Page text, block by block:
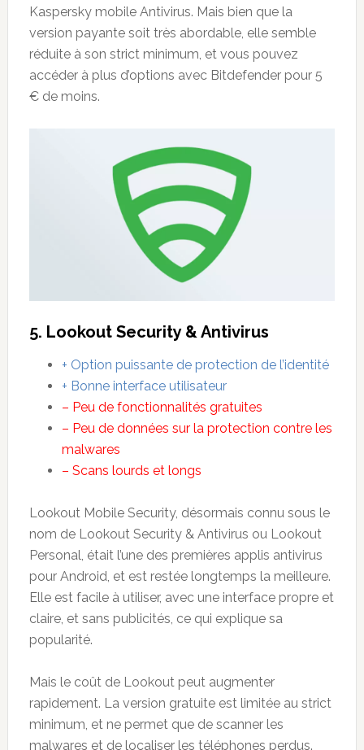
Kaspersky mobile Antivirus. Mais bien que la
version payante soit très abordable, elle semble
réduite à son strict minimum, et vous pouvez
accéder à plus d’options avec Bitdefender pour 5
€ de moins.
5. Lookout Security & Antivirus
+ Option puissante de protection de l’identité
+ Bonne interface utilisateur
– Peu de fonctionnalités gratuites
– Peu de données sur la protection contre les
malwares
– Scans lourds et longs
Lookout Mobile Security, désormais connu sous le
nom de Lookout Security & Antivirus ou Lookout
Personal, était l’une des premières applis antivirus
pour Android, et est restée longtemps la meilleure.
Elle est facile à utiliser, avec une interface propre et
claire, et sans publicités, ce qui explique sa
popularité.
Mais le coût de Lookout peut augmenter
rapidement. La version gratuite est limitée au strict
minimum, et ne permet que de scanner les
malwares et de localiser les téléphones perdus.